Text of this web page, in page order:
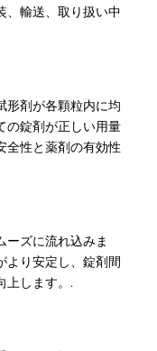
、輸送、取り扱い中
形剤が各顆粒内に均
の錠剤が正しい用量
全性と薬剤の有効性
ーズに流れ込みま
より安定し、錠剤間
上します。.